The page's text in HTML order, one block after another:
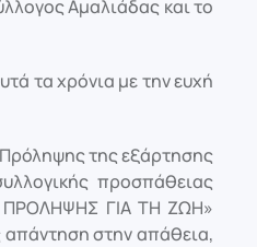
Αμαλιάδας και το
τα χρόνια με την ευχή
της εξάρτησης
προσπάθειας
ΠΡΟΛΗΨΗΣ ΓΙΑ ΤΗ ΖΩΗ»
απάντηση στην απάθεια,